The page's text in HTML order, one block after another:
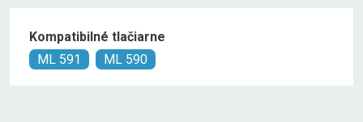
Kompatibilné tlačiarne
ML 591
ML 590